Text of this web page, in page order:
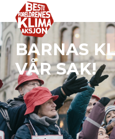
BARNAS
VÅR SAK!